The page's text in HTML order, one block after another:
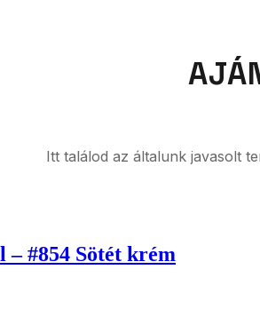
Itt találod az általunk javasolt
#854 Sötét krém